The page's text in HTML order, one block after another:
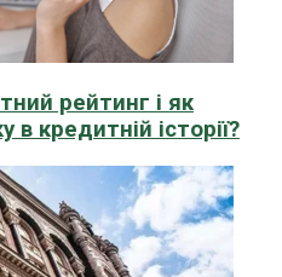
рейтинг і як
кредитній історії?